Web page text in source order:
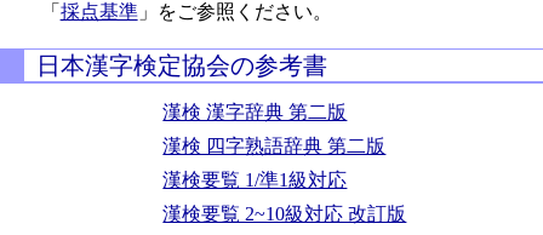
「 採点基準」をご参照ください。
日本漢字検定協会の参考書
漢検 漢字辞典 第二版
漢検 四字熟語辞典 第二版
漢検要覧 1/準1級対応
漢検要覧 2~10級対応 改訂版